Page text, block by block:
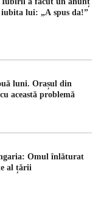
lui: „A spus da!”
luni. Orașul din
această problemă
Omul înlăturat
al țării